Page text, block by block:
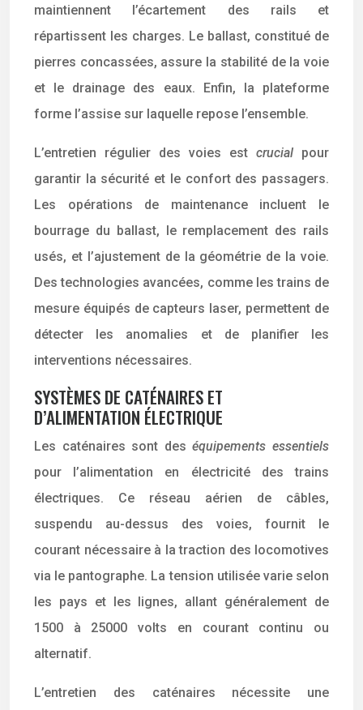
maintiennent l’écartement des rails et
répartissent les charges. Le ballast, constitué de
pierres concassées, assure la stabilité de la voie
et le drainage des eaux. Enfin, la plateforme
forme l’assise sur laquelle repose l’ensemble.
L’entretien régulier des voies est crucial pour
garantir la sécurité et le confort des passagers.
Les opérations de maintenance incluent le
bourrage du ballast, le remplacement des rails
usés, et l’ajustement de la géométrie de la voie.
Des technologies avancées, comme les trains de
mesure équipés de capteurs laser, permettent de
détecter les anomalies et de planifier les
interventions nécessaires.
SYSTÈMES DE CATÉNAIRES ET
D’ALIMENTATION ÉLECTRIQUE
Les caténaires sont deséquipements essentiels
pour l’alimentation en électricité des trains
électriques. Ce réseau aérien de câbles,
suspendu au-dessus des voies, fournit le
courant nécessaire à la traction des locomotives
via le pantographe. La tension utilisée varie selon
les pays et les lignes, allant généralement de
1500 à 25000 volts en courant continu ou
alternatif.
L’entretien des caténaires nécessite une